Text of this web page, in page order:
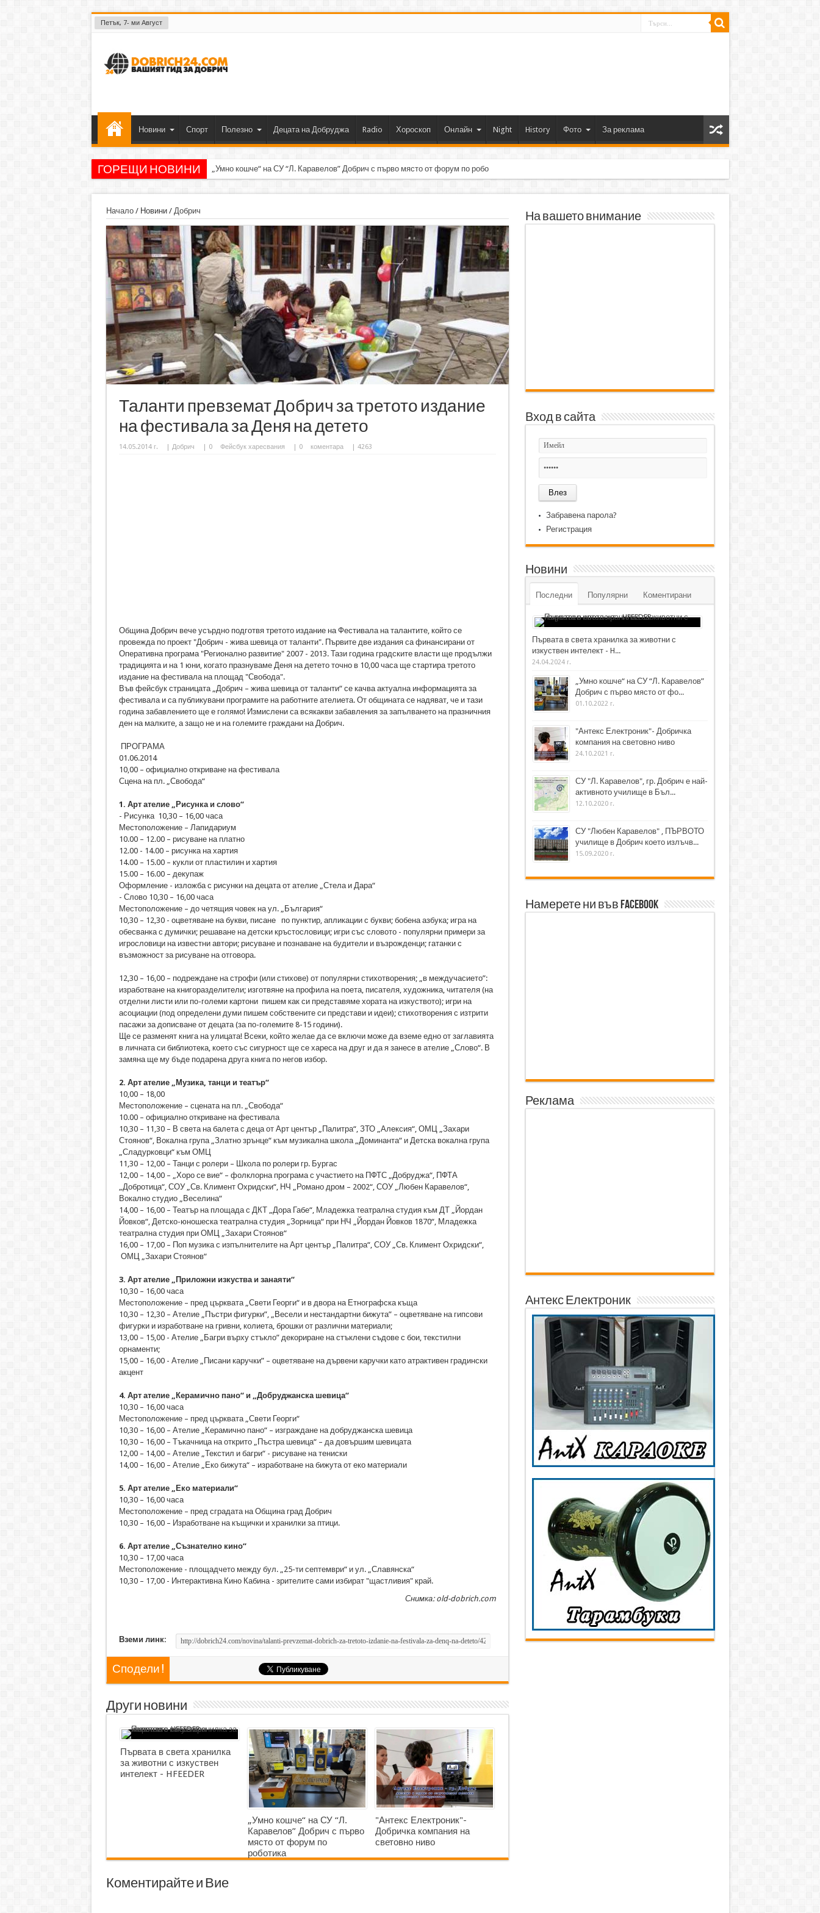
Петък, 7- ми Август
Новини Спорт Полезно Децата на Добруджа Radio Хороскоп Онлайн Night History Фото За реклама
ГОРЕЩИ НОВИНИ „Умно кошче“ на СУ “Л. Каравелов” Добрич с първо място от форум по роботика
Начало/ Новини/ Добрич
Таланти превземат Добрич за третото издание
на фестивала за Деня на детето
14.05.2014 г. | Добрич | 0 Фейсбук харесвания | 0 коментара | 4263
Община Добрич вече усърдно подготвя третото издание на Фестивала на талантите, който се
провежда по проект "Добрич - жива шевица от таланти". Първите две издания са финансирани от
Оперативна програма "Регионално развитие" 2007 - 2013. Тази година градските власти ще продължи
традицията и на 1 юни, когато празнуваме Деня на детето точно в 10,00 часа ще стартира третото
издание на фестивала на площад "Свобода".
Във фейсбук страницата „Добрич – жива шевица от таланти“ се качва актуална информацията за
фестивала и са публикувани програмите на работните ателиета. От общината се надяват, че и тази
година забавлението ще е голямо! Измислени са всякакви забавления за запълването на празничния
ден на малките, а защо не и на големите граждани на Добрич.
ПРОГРАМА
01.06.2014
10,00 – официално откриване на фестивала
Сцена на пл. „Свобода“
1. Арт ателие „Рисунка и слово“
- Рисунка 10,30 – 16,00 часа
Местоположение – Лапидариум
10.00 – 12.00 – рисуване на платно
12.00 - 14.00 – рисунка на хартия
14.00 – 15.00 – кукли от пластилин и хартия
15.00 – 16.00 – декупаж
Оформление - изложба с рисунки на децата от ателие „Стела и Дара“
- Слово 10,30 – 16,00 часа
Местоположение – до четящия човек на ул. „България“
10,30 – 12,30 - оцветяване на букви, писане по пунктир, апликации с букви; бобена азбука; игра на
обесванка с думички; решаване на детски кръстословици; игри със словото - популярни примери за
игрословици на известни автори; рисуване и познаване на будители и възрожденци; гатанки с
възможност за рисуване на отговора.
12,30 – 16,00 – подреждане на строфи (или стихове) от популярни стихотворения; „в междучасието”:
изработване на книгоразделители; изготвяне на профила на поета, писателя, художника, читателя (на
отделни листи или по-големи картони пишем как си представяме хората на изкуството); игри на
асоциации (под определени думи пишем собствените си представи и идеи); стихотворения с изтрити
пасажи за дописване от децата (за по-големите 8-15 години).
Ще се разменят книга на улицата! Всеки, който желае да се включи може да вземе едно от заглавията
в личната си библиотека, което със сигурност ще се хареса на друг и да я занесе в ателие „Слово“. В
замяна ще му бъде подарена друга книга по негов избор.
2. Арт ателие „Музика, танци и театър“
10,00 – 18,00
Местоположение – сцената на пл. „Свобода“
10.00 – официално откриване на фестивала
10,30 – 11,30 – В света на балета с деца от Арт център „Палитра“, ЗТО „Алексия“, ОМЦ „Захари
Стоянов“, Вокална група „Златно зрънце“ към музикална школа „Доминанта“ и Детска вокална група
„Сладурковци“ към ОМЦ
11,30 – 12,00 – Танци с ролери – Школа по ролери гр. Бургас
12,00 – 14,00 – „Хоро се вие“ – фолклорна програма с участието на ПФТС „Добруджа“, ПФТА
„Добротица“, СОУ „Св. Климент Охридски“, НЧ „Романо дром – 2002“, СОУ „Любен Каравелов“,
Вокално студио „Веселина“
14,00 – 16,00 – Театър на площада с ДКТ „Дора Габе“, Младежка театрална студия към ДТ „Йордан
Йовков“, Детско-юношеска театрална студия „Зорница“ при НЧ „Йордан Йовков 1870“, Младежка
театрална студия при ОМЦ „Захари Стоянов“
16,00 – 17,00 – Поп музика с изпълнителите на Арт център „Палитра“, СОУ „Св. Климент Охридски“,
ОМЦ „Захари Стоянов“
3. Арт ателие „Приложни изкуства и занаяти“
10,30 – 16,00 часа
Местоположение – пред църквата „Свети Георги“ и в двора на Етнографска къща
10,30 – 12,30 – Ателие „Пъстри фигурки”, „Весели и нестандартни бижута” – оцветяване на гипсови
фигурки и изработване на гривни, колиета, брошки от различни материали;
13,00 – 15,00 - Ателие „Багри върху стъкло” декориране на стъклени съдове с бои, текстилни
орнаменти;
15,00 – 16,00 - Ателие „Писани каручки” – оцветяване на дървени каручки като атрактивен градински
акцент
4. Арт ателие „Керамично пано“ и „Добруджанска шевица“
10,30 – 16,00 часа
Местоположение – пред църквата „Свети Георги“
10,30 – 16,00 – Ателие „Керамично пано“ – изграждане на добруджанска шевица
10,30 – 16,00 – Тъкачница на открито „Пъстра шевица“ – да довършим шевицата
12,00 – 14,00 – Ателие „Текстил и багри“ - рисуване на тениски
14,00 – 16,00 – Ателие „Еко бижута“ – изработване на бижута от еко материали
5. Арт ателие „Еко материали“
10,30 – 16,00 часа
Местоположение – пред сградата на Община град Добрич
10,30 – 16,00 – Изработване на къщички и хранилки за птици.
6. Арт ателие „Съзнателно кино“
10,30 – 17,00 часа
Местоположение - площадчето между бул. „25-ти септември“ и ул. „Славянска“
10,30 – 17,00 - Интерактивна Кино Кабина - зрителите сами избират "щастливия" край.
Снимка: old-dobrich.com
Вземи линк:
Сподели !
Други новини
Първата в света хранилка
за животни с изкуствен
интелект - HFEEDER
„Умно кошче“ на СУ “Л.
Каравелов” Добрич с първо
място от форум по
роботика
"Антекс Електроник"-
Добричка компания на
световно ниво
Коментирайте и Вие
На вашето внимание
Вход в сайта
Забравена парола?
Регистрация
Новини
Последни Популярни Коментирани
Първата в света хранилка за животни с
изкуствен интелект - H...
24.04.2024 г.
„Умно кошче“ на СУ “Л. Каравелов”
Добрич с първо място от фо...
01.10.2022 г.
"Антекс Електроник"- Добричка
компания на световно ниво
24.10.2021 г.
СУ "Л. Каравелов", гр. Добрич е най-
активното училище в Бъл...
12.10.2020 г.
СУ "Любен Каравелов" , ПЪРВОТО
училище в Добрич което излъчв...
15.09.2020 г.
Намерете ни във Facebook
Реклама
Антекс Електроник